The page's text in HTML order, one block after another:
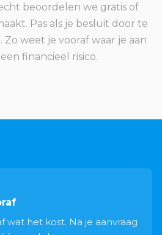
beoordelen we gratis of
Pas als je besluit door te
Zo weet je vooraf waar je aan
financieel risico.
wat het kost. Na je aanvraag